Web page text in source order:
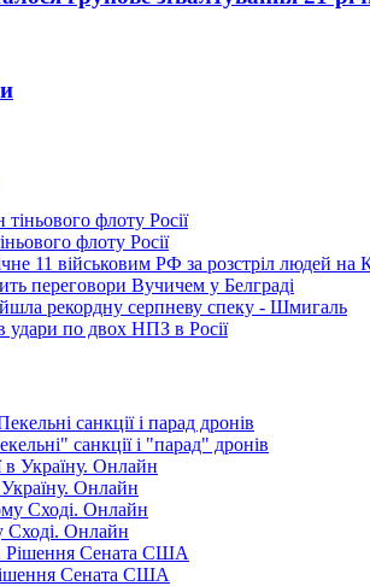
флоту Росії
11 військовим РФ за розстріл людей на
переговори Вучичем у Белграді
рекордну серпневу спеку - Шмигаль
удари по двох НПЗ в Росії
санкції і "парад" дронів
Онлайн
Сході. Онлайн
Сената США